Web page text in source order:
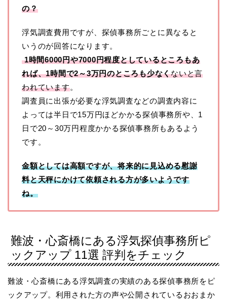
の？
浮気調査費用ですが、探偵事務所ごとに異なると
いうのが回答になります。
1時間6000円や7000円程度としているところもあ
れば、1時間で2～3万円のところも少なくないと言
われています。
調査員に出張が必要な浮気調査などの調査内容に
よっては半日で15万円ほどかかる探偵事務所や、1
日で20～30万円程度かかる探偵事務所もあるよう
です。
金額としては高額ですが、将来的に見込める慰謝
料と天秤にかけて依頼される方が多いようです
ね。
難波・心斎橋にある浮気探偵事務所ピ
ックアップ 11選 評判をチェック
難波・心斎橋にある浮気調査の実績のある探偵事務所をピ
ックアップ。利用された方の声や公開されているおおまか